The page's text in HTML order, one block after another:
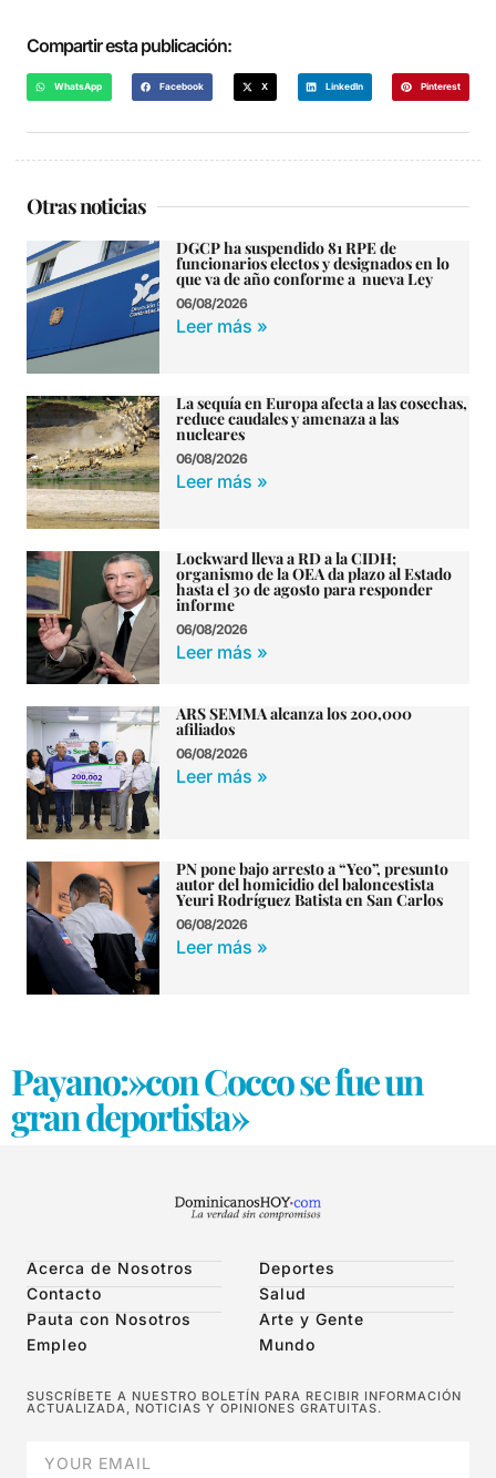
Compartir esta publicación:
WhatsApp Facebook X LinkedIn Pinterest
Otras noticias
DGCP ha suspendido 81 RPE de
funcionarios electos y designados en lo
que va de año conforme a nueva Ley
06/08/2026
Leer más »
La sequía en Europa afecta a las cosechas,
reduce caudales y amenaza a las
nucleares
06/08/2026
Leer más »
Lockward lleva a RD a la CIDH;
organismo de la OEA da plazo al Estado
hasta el 30 de agosto para responder
informe
06/08/2026
Leer más »
ARS SEMMA alcanza los 200,000
afiliados
06/08/2026
Leer más »
PN pone bajo arresto a “Yeo”, presunto
autor del homicidio del baloncestista
Yeuri Rodríguez Batista en San Carlos
06/08/2026
Leer más »
Payano:»con Cocco se fue un
gran deportista»
Acerca de Nosotros
Contacto
Pauta con Nosotros
Empleo
Deportes
Salud
Arte y Gente
Mundo
SUSCRÍBETE A NUESTRO BOLETÍN PARA RECIBIR INFORMACIÓN
ACTUALIZADA, NOTICIAS Y OPINIONES GRATUITAS.